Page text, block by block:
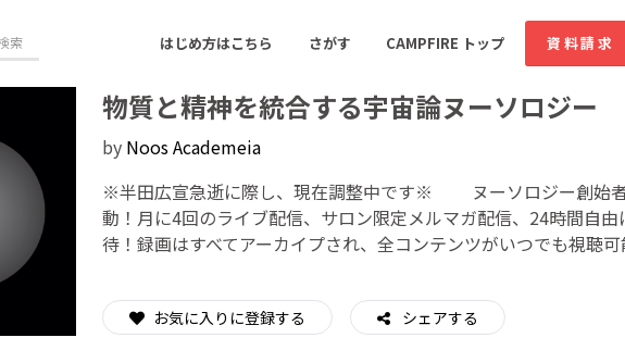
はじめ方はこちら さがす CAMPFIRE トップ 資料請求
おすすめのコミュニティ 人気のコミュニティ 新着のコミュ
ゲーム・サービス開発 フード・飲食店
物質と精神を統合する宇宙論ヌーソロジー
by Noos Academeia
※半田広宣急逝に際し、現在調整中です※ ヌーソロジー創始者
動！月に4回のライブ配信、サロン限定メルマガ配信、24時間自
待！録画はすべてアーカイプされ、全コンテンツがいつでも視聴
お気に入りに登録する シェアする